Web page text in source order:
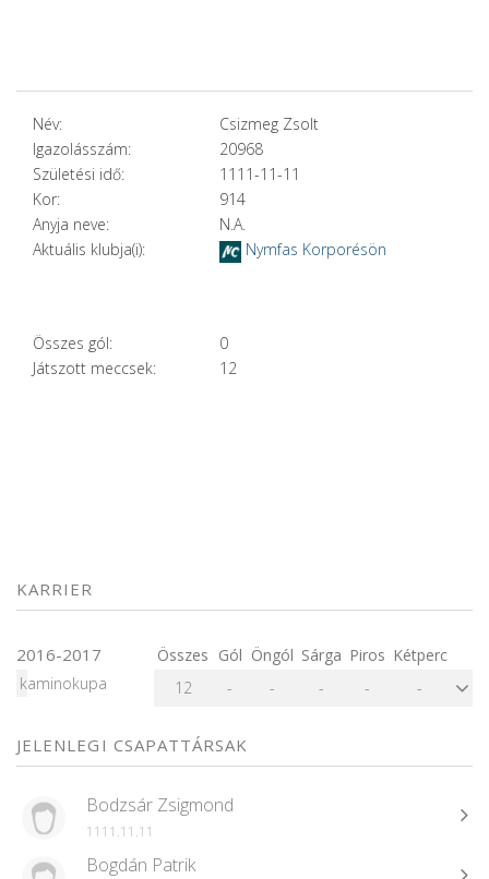
Név:
Csizmeg Zsolt
Igazolásszám:
20968
Születési idő:
1111-11-11
Kor:
914
Anyja neve:
N.A.
Aktuális klubja(i):
Nymfas Korporésön
Összes gól:
0
Játszott meccsek:
12
KARRIER
2016-2017 Összes Gól Öngól Sárga Piros Kétperc
kaminokupa
12 - - - - -
JELENLEGI CSAPATTÁRSAK
Bodzsár Zsigmond
1111.11.11
Bogdán Patrik